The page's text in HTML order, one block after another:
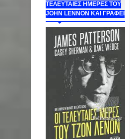
ΤΕΛΕΥΤΑΙΕΣ ΗΜΕΡΕΣ ΤΟΥ
JOHN LENNON ΚΑΙ ΓΡΑΦΕΙ